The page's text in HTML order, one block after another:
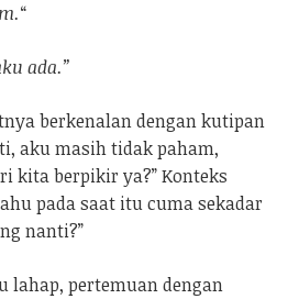
“
ada.”
berkenalan dengan kutipan
aku masih tidak paham,
kita berpikir ya?” Konteks
pada saat itu cuma sekadar
nanti?”
lahap, pertemuan dengan